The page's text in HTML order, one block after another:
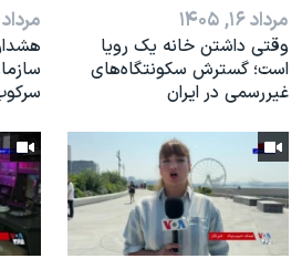
مرداد ۱۶, ۱۴۰۵
وقتی داشتن خانه یک رویا
است؛ گسترش سکونتگاه‌های
غیررسمی در ایران
مرداد ۱۶, ۱۴۰۵